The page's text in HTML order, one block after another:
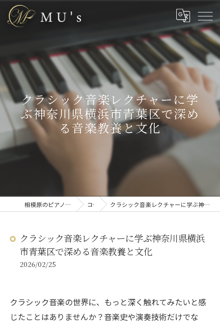
クラシック音楽レクチャーに学
ぶ神奈川県横浜市青葉区で深め
る音楽教養と文化
相模原のピアノ教室なら株式会社MU’s コラム クラシック音楽レクチャーに学ぶ神奈川県横浜市青葉区で深める音楽教養と文化
クラシック音楽レクチャーに学ぶ神奈川県横浜
市青葉区で深める音楽教養と文化
2026/02/25
クラシック音楽の世界に、もっと深く触れてみたいと感
じたことはありませんか？音楽史や演奏技術だけでな